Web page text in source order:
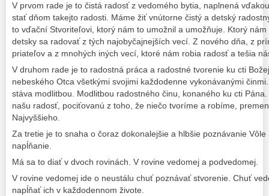
V prvom rade je to čistá radosť z vedomého bytia, naplnená
stať dňom takejto radosti. Máme žiť vnútorne čistý a detský
to vďační Stvoriteľovi, ktorý nám to umožnil a umožňuje. Ktorý
detsky sa radovať z tých najobyčajnejších vecí. Z nového dňa, z
priateľov a z mnohých iných vecí, ktoré nám robia radosť a tešia
V druhom rade je to radostná práca a radostné tvorenie ku cti
nebeského Otca všetkými svojimi každodenne vykonávanými
stáva modlitbou. Modlitbou radostného činu, konaného ku cti
našu radosť, pociťovanú z toho, že niečo tvoríme a robíme,
Najvyššieho.
Za tretie je to snaha o čoraz dokonalejšie a hlbšie poznávanie
napĺňanie.
Má sa to diať v dvoch rovinách. V rovine vedomej a podvedomej.
V rovine vedomej ide o neustálu chuť poznávať stvorenie. Chuť
napĺňať ich v každodennom živote.